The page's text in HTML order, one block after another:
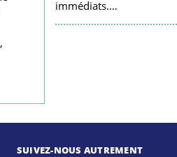
immédiats.…
SUIVEZ-NOUS AUTREMENT